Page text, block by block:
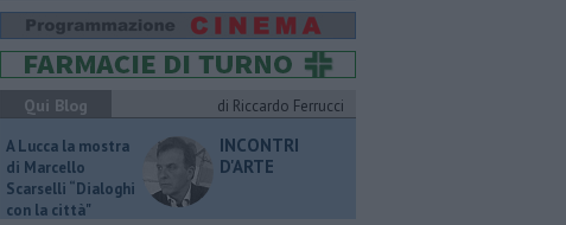
Qui Blog
di Riccardo Ferrucci
A Lucca la mostra
di Marcello
Scarselli “Dialoghi
con la città"
INCONTRI
D'ARTE